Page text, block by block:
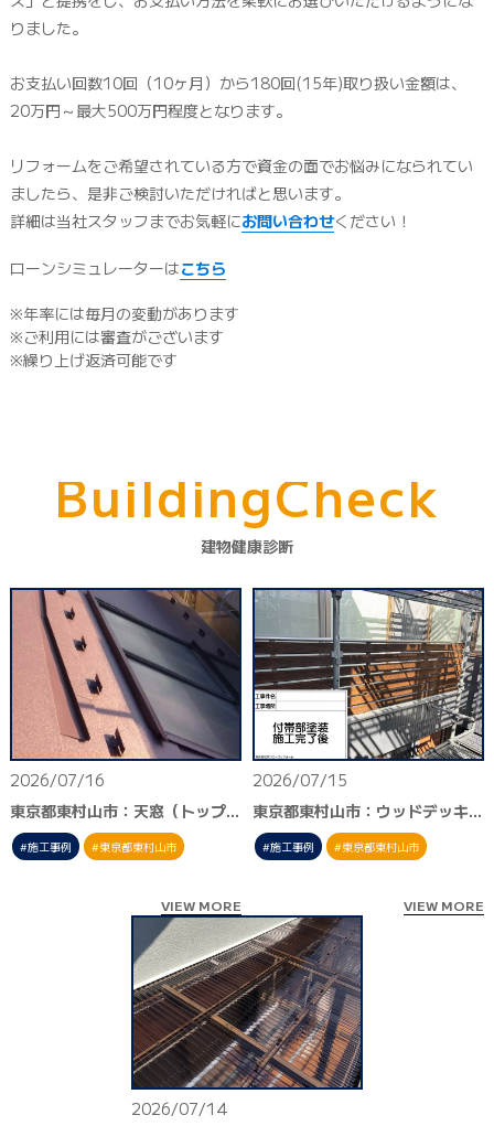
りました。
お支払い回数10回（10ヶ月）から180回(15年)取り扱い金額は、
20万円～最大500万円程度となります。
リフォームをご希望されている方で資金の面でお悩みになられてい
ましたら、是非ご検討いただければと思います。
詳細は当社スタッフまでお気軽にお問い合わせください！
ローンシミュレーターはこちら
※年率には毎月の変動があります
※ご利用には審査がございます
※繰り上げ返済可能です
BuildingCheck
建物健康診断
2026/07/16
東京都東村山市：天窓（トップライト）周り板金交換
施工事例 東京都東村山市
VIEW MORE
2026/07/15
東京都東村山市：ウッドデッキ塗装
施工事例 東京都東村山市
VIEW MORE
2026/07/14